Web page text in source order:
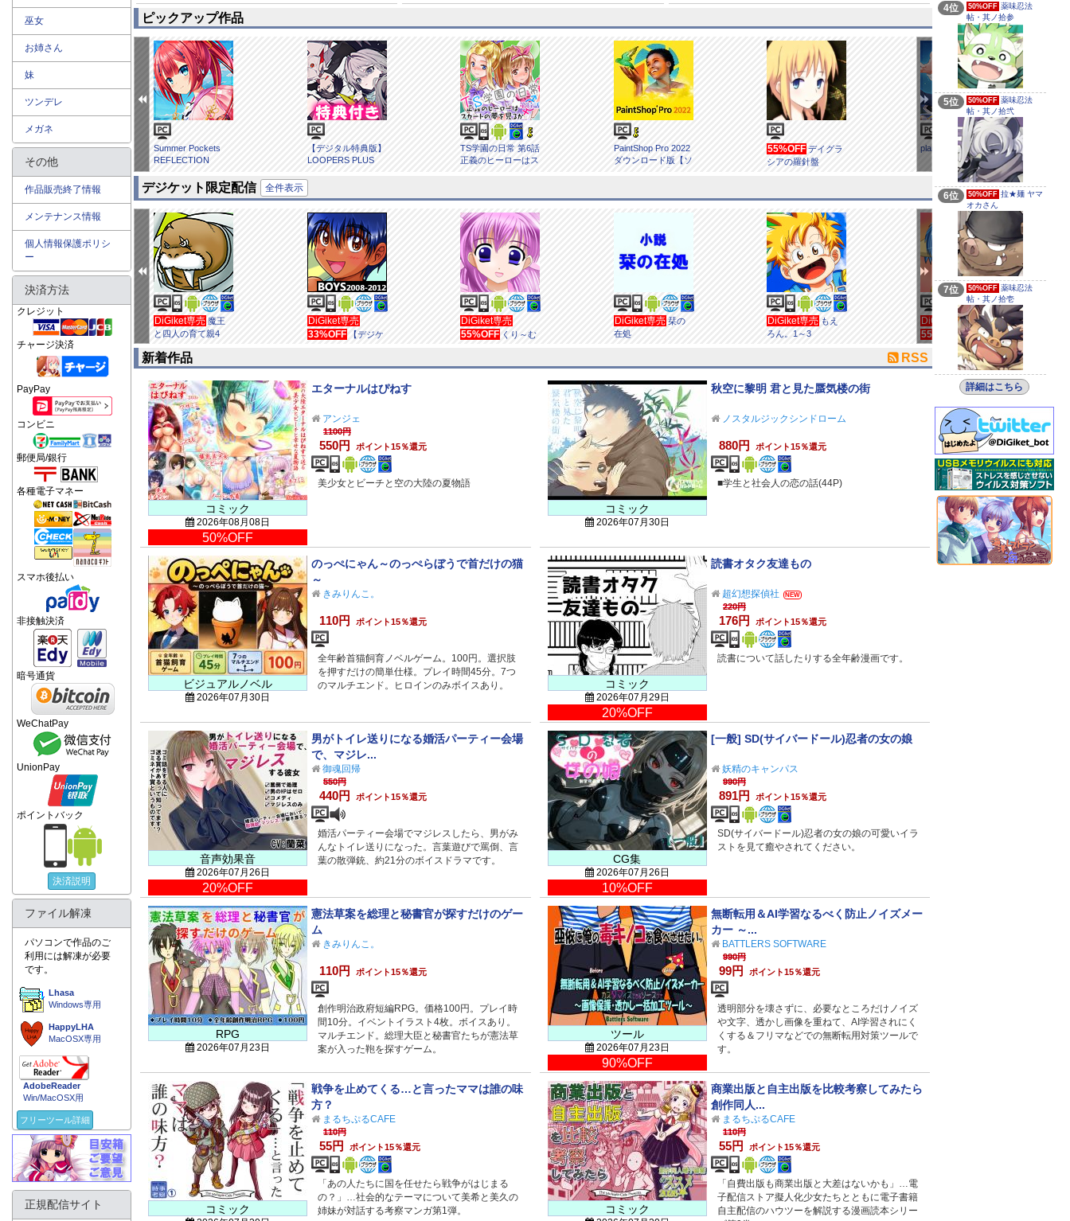
ピックアップ作品
アクダマドライブ
【描き下ろしおまけ
Summer Pockets
REFLECTION
【デジタル特典版】
LOOPERS PLUS
TS学園の日常 第6話
正義のヒーローはス
PaintShop Pro 2022
ダウンロード版【ソ
55%OFF デイグラ
シアの羅針盤
planetarian 雪圏球
デジケット限定配信 全件表示
DiGiket専売 闇に
溶けるもの クーゲ
ル隊編 2
DiGiket専売 魔王
と四人の育て親4
DiGiket専売
33%OFF
【デジケ
ンワ...
DiGiket専売
55%OFF くり～む
DiGiket専売 栞の
在処
DiGiket専売 もえ
ろん。1～3
DiGiket専売
55%OFF くり～む
うぇる画集vol.6
新着作品 RSS
コミック
2026年08月08日
50%OFF
エターナルはぴねす
アンジェ
1100円
550円 ポイント15％還元
美少女とビーチと空の大陸の夏物語
コミック
2026年07月30日
秋空に黎明 君と見た蜃気楼の街
ノスタルジックシンドローム
880円 ポイント15％還元
■学生と社会人の恋の話(44P)
ビジュアルノベル
2026年07月30日
のっぺにゃん～のっぺらぼうで首だけの猫
～
きみりんこ。
110円 ポイント15％還元
全年齢首猫飼育ノベルゲーム。100円。選択肢
を押すだけの簡単仕様。プレイ時間45分。7つ
のマルチエンド。ヒロインのみボイスあり。
コミック
2026年07月29日
20%OFF
読書オタク友達もの
超幻想探偵社 NEW
220円
176円 ポイント15％還元
読書について話したりする全年齢漫画です。
音声効果音
2026年07月26日
20%OFF
男がトイレ送りになる婚活パーティー会場
で、マジレ...
御魂回帰
550円
440円 ポイント15％還元
婚活パーティー会場でマジレスしたら、男がみ
んなトイレ送りになった。言葉遊びで罵倒、言
葉の散弾銃、約21分のボイスドラマです。
CG集
2026年07月26日
10%OFF
[一般] SD(サイバードール)忍者の女の娘
妖精のキャンパス
990円
891円 ポイント15％還元
SD(サイバードール)忍者の女の娘の可愛いイラ
ストを見て癒やされてください。
RPG
2026年07月23日
憲法草案を総理と秘書官が探すだけのゲー
ム
きみりんこ。
110円 ポイント15％還元
創作明治政府短編RPG。価格100円。プレイ時
間10分。イベントイラスト4枚。ボイスあり。
マルチエンド。総理大臣と秘書官たちが憲法草
案が入った鞄を探すゲーム。
ツール
2026年07月23日
90%OFF
無断転用＆AI学習なるべく防止ノイズメー
カー ～...
BATTLERS SOFTWARE
990円
99円 ポイント15％還元
透明部分を壊さずに、必要なところだけノイズ
や文字、透かし画像を重ねて、AI学習されにく
くする＆フリマなどでの無断転用対策ツールで
す。
コミック
戦争を止めてくる…と言ったママは誰の味
方？
まるちぷるCAFE
110円
55円 ポイント15％還元
「あの人たちに国を任せたら戦争がはじまる
の？」…社会的なテーマについて美希と美久の
姉妹が対話する考察マンガ第1弾。
コミック
商業出版と自主出版を比較考察してみたら
創作同人...
まるちぷるCAFE
110円
55円 ポイント15％還元
「自費出版も商業出版と大差はないかも」…電
子配信ストア擬人化少女たちとともに電子書籍
自主配信のハウツーを解説する漫画読本シリー
巫女
お姉さん
妹
ツンデレ
メガネ
その他
作品販売終了情報
メンテナンス情報
個人情報保護ポリシ
ー
決済方法
クレジット
チャージ決済
PayPay
コンビニ
郵便局/銀行
各種電子マネー
スマホ後払い
非接触決済
暗号通貨
WeChatPay
UnionPay
ポイントバック
決済説明
ファイル解凍
パソコンで作品のご
利用には解凍が必要
です。
Lhasa
Windows専用
HappyLHA
MacOSX専用
AdobeReader
Win/MacOSX用
フリーツール詳細
正規配信サイト
4位 50%OFF 薬味忍法
帖・其ノ拾参
5位 50%OFF 薬味忍法
帖・其ノ拾弐
6位 50%OFF 拉★麺 ヤマ
オカさん
7位 50%OFF 薬味忍法
帖・其ノ拾壱
詳細はこちら